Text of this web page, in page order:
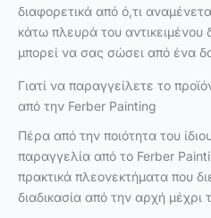
διαφορετικά από ό,τι
κάτω πλευρά του αντικειμένου
μπορεί να σας σώσει από ένα
Γιατί να παραγγείλετε το
από την Ferber Painting
Πέρα από την ποιότητα του
παραγγελία από το Ferber
πρακτικά πλεονεκτήματα που
διαδικασία από την αρχή μέχρι